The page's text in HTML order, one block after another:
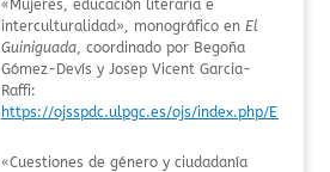
«Mujeres, educación literaria e
interculturalidad», monográfico en El
Guiniguada, coordinado por Begoña
Gómez-Devís y Josep Vicent Garcia-
Raffi:
https://ojsspdc.ulpgc.es/ojs/index.php/
«Cuestiones de género y ciudadanía